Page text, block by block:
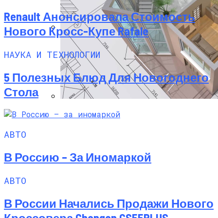
Новая Вакцина На Основе МРНК
Эффективнее Других Снижает Тяжесть
Заболевания Оспой У Приматов
Программы Планировки Квартир,
Renault Анонсировала Стоимость
Нового Кросс-Купе Rafale
НАУКА И ТЕХНОЛОГИИ
5 Полезных Блюд Для Новогоднего
Стола
АВТО
В Россию – За Иномаркой
АВТО
В России Начались Продажи Нового